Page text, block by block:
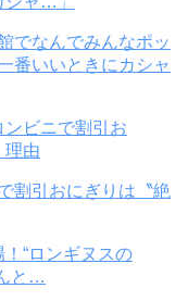
でなんでみんなポッ
番いいときにカシャ
割引おにぎりは〝絶